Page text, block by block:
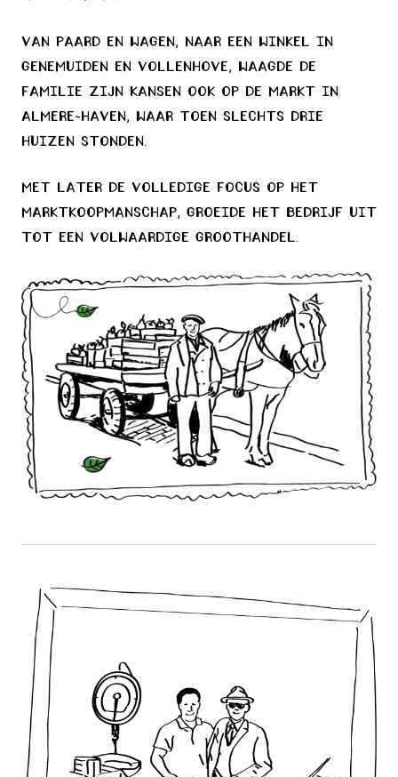
Van paard en wagen, naar een winkel in
Genemuiden en Vollenhove, waagde de
familie zijn kansen ook op de markt in
Almere-Haven, waar toen slechts drie
huizen stonden.
Met later de volledige focus op het
marktkoopmanschap, groeide het bedrijf uit
tot een volwaardige groothandel.